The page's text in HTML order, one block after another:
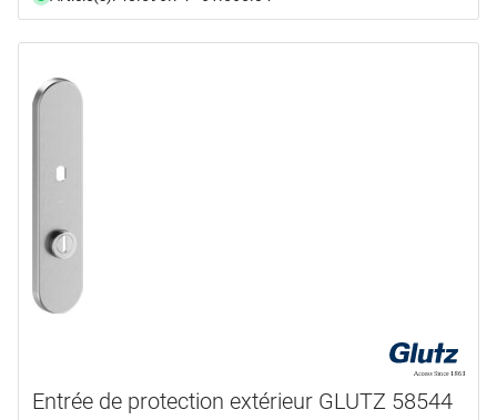
Entrée de protection extérieur GLUTZ 58544